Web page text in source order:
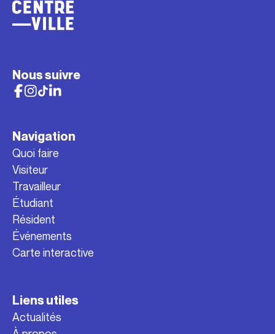
Nous suivre
Navigation
Quoi faire
Visiteur
Travailleur
Étudiant
Résident
Événements
Carte interactive
Liens utiles
Actualités